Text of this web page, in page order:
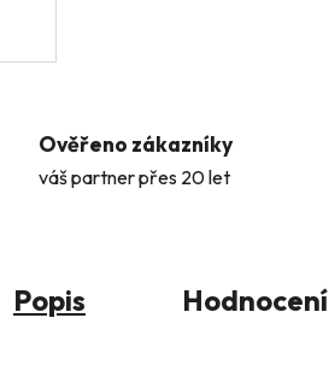
Ověřeno zákazníky
váš partner přes 20 let
Popis Hodnocení